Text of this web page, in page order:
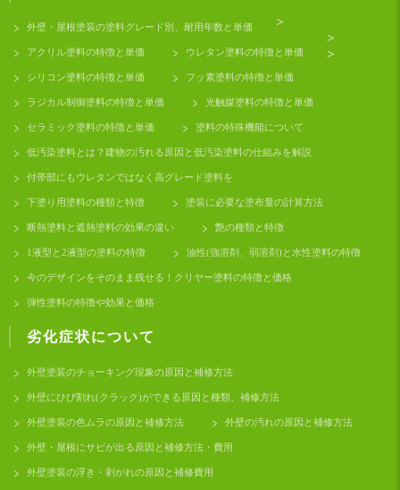
外壁・屋根塗装の塗料グレード別、耐用年数と単価
アクリル塗料の特徴と単価 ウレタン塗料の特徴と単価
シリコン塗料の特徴と単価 フッ素塗料の特徴と単価
ラジカル制御塗料の特徴と単価 光触媒塗料の特徴と単価
セラミック塗料の特徴と単価 塗料の特殊機能について
低汚染塗料とは？建物の汚れる原因と低汚染塗料の仕組みを解説
付帯部にもウレタンではなく高グレード塗料を
下塗り用塗料の種類と特徴 塗装に必要な塗布量の計算方法
断熱塗料と遮熱塗料の効果の違い 艶の種類と特徴
1液型と2液型の塗料の特徴
>
油性(強溶剤、弱溶剤)と水性塗料の特徴
>
今のデザインをそのまま残せる！クリヤー塗料の特徴と価格
>
弾性塗料の特徴や効果と価格
劣化症状について
外壁塗装のチョーキング現象の原因と補修方法
外壁にひび割れ(クラック)ができる原因と種類、補修方法
外壁塗装の色ムラの原因と補修方法 外壁の汚れの原因と補修方法
外壁・屋根にサビが出る原因と補修方法・費用
外壁塗装の浮き・剥がれの原因と補修費用